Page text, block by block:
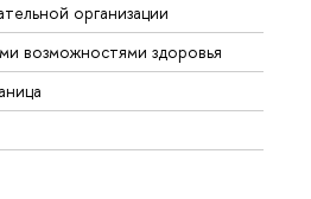
организации
возможностями здоровья